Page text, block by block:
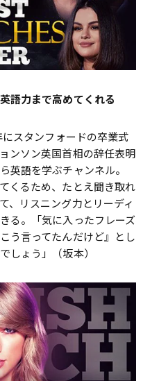
語力まで高めてくれる
スタンフォードの卒業式
ンソン英国首相の辞任表明
英語を学ぶチャンネル。
くるため、たとえ聞き取れ
、リスニング力とリーディ
る。「気に入ったフレーズ
う言ってたんだけど』とし
しょう」（坂本）